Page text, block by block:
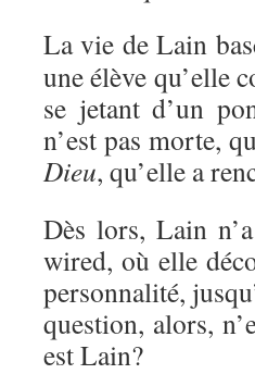
La vie de Lain
une élève qu’elle
se jetant d’un
n’est pas morte,
Dieu, qu’elle a
Dès lors, Lain
wired, où elle
personnalité,
question, alors,
est Lain?